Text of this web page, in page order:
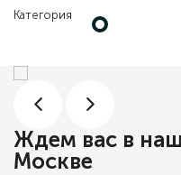
Категория
Ждем вас в
Москве